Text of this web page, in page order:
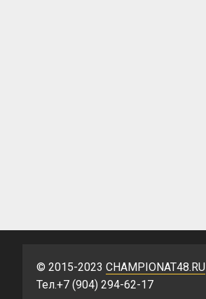
© 2015-2023 CHAMPIONAT48.RU
Тел.+7 (904) 294-62-17